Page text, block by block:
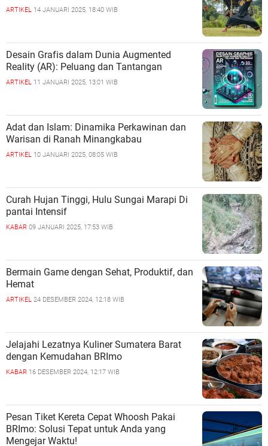
ARTIKEL 14 JANUARI 2025, 18:40 WIB
Desain Grafis dalam Dunia Augmented
Reality (AR): Peluang dan Tantangan
ARTIKEL 11 JANUARI 2025, 13:01 WIB
Adat dan Islam: Dinamika Perkawinan dan
Warisan di Ranah Minangkabau
ARTIKEL 10 JANUARI 2025, 08:05 WIB
Curah Hujan Tinggi, Hulu Sungai Marapi Di
pantai Intensif
KABAR 09 JANUARI 2025, 17:53 WIB
Bermain Game dengan Sehat, Produktif, dan
Hemat
ARTIKEL 24 DESEMBER 2024, 12:18 WIB
Jelajahi Lezatnya Kuliner Sumatera Barat
dengan Kemudahan BRImo
KABAR 16 DESEMBER 2024, 12:17 WIB
Pesan Tiket Kereta Cepat Whoosh Pakai
BRImo: Solusi Tepat untuk Anda yang
Mengejar Waktu!